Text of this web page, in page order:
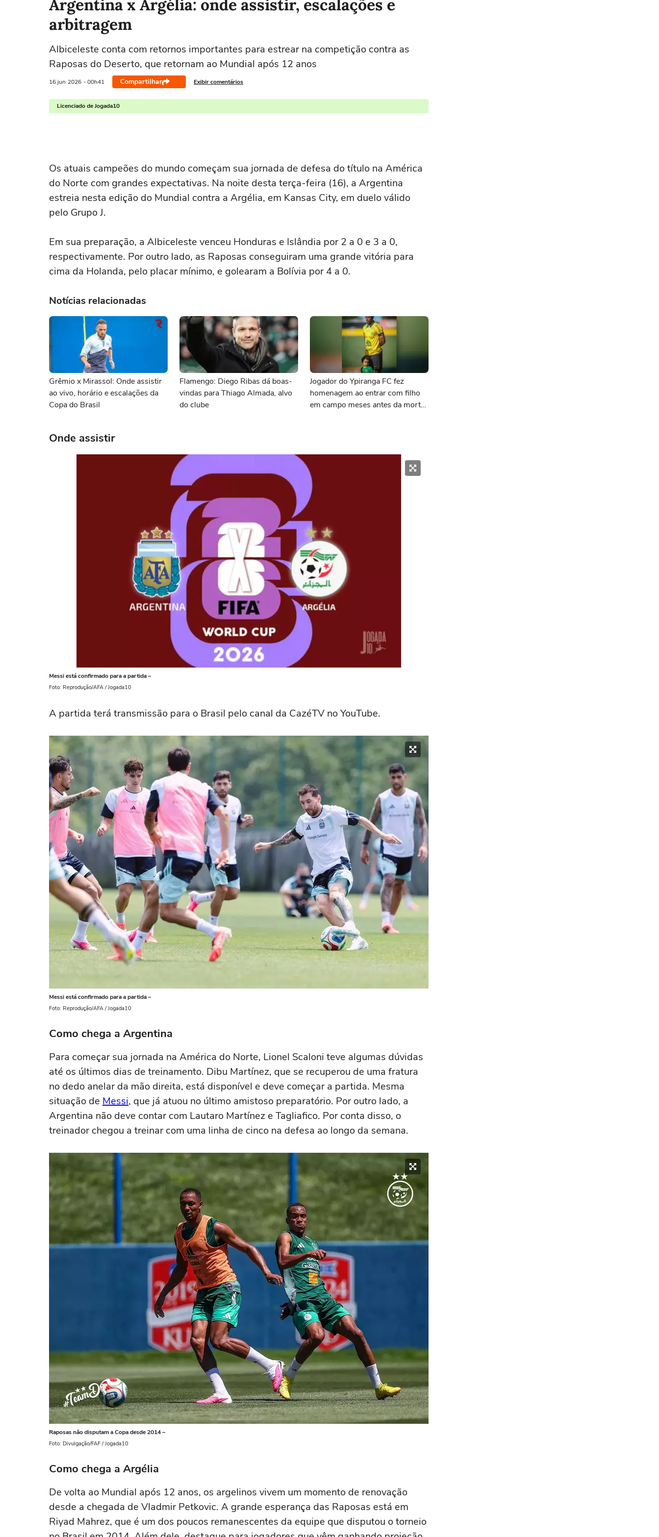
Argentina x Argélia: onde assistir, escalações e
arbitragem
Albiceleste conta com retornos importantes para estrear na competição contra as
Raposas do Deserto, que retornam ao Mundial após 12 anos
16 jun 2026 - 00h41 Compartilhar Exibir comentários
Licenciado de Jogada10
Os atuais campeões do mundo começam sua jornada de defesa do título na América
do Norte com grandes expectativas. Na noite desta terça-feira (16), a Argentina
estreia nesta edição do Mundial contra a Argélia, em Kansas City, em duelo válido
pelo Grupo J.
Em sua preparação, a Albiceleste venceu Honduras e Islândia por 2 a 0 e 3 a 0,
respectivamente. Por outro lado, as Raposas conseguiram uma grande vitória para
cima da Holanda, pelo placar mínimo, e golearam a Bolívia por 4 a 0.
Notícias relacionadas
Grêmio x Mirassol: Onde assistir
ao vivo, horário e escalações da
Copa do Brasil
Flamengo: Diego Ribas dá boas-
vindas para Thiago Almada, alvo
do clube
Jogador do Ypiranga FC fez
homenagem ao entrar com filho
em campo meses antes da morte
Onde assistir
Messi está confirmado para a partida –
Foto: Reprodução/AFA / Jogada10
A partida terá transmissão para o Brasil pelo canal da CazéTV no YouTube.
Messi está confirmado para a partida –
Foto: Reprodução/AFA / Jogada10
Como chega a Argentina
Para começar sua jornada na América do Norte, Lionel Scaloni teve algumas dúvidas
até os últimos dias de treinamento. Dibu Martínez, que se recuperou de uma fratura
no dedo anelar da mão direita, está disponível e deve começar a partida. Mesma
situação de Messi, que já atuou no último amistoso preparatório. Por outro lado, a
Argentina não deve contar com Lautaro Martínez e Tagliafico. Por conta disso, o
treinador chegou a treinar com uma linha de cinco na defesa ao longo da semana.
Raposas não disputam a Copa desde 2014 –
Foto: Divulgação/FAF / Jogada10
Como chega a Argélia
De volta ao Mundial após 12 anos, os argelinos vivem um momento de renovação
desde a chegada de Vladmir Petkovic. A grande esperança das Raposas está em
Riyad Mahrez, que é um dos poucos remanescentes da equipe que disputou o torneio